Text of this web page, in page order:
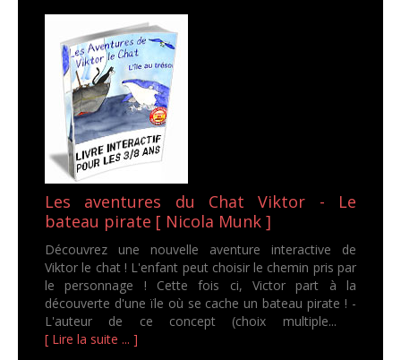
Les aventures du Chat Viktor - Le
bateau pirate [ Nicola Munk ]
Découvrez une nouvelle aventure interactive de
Viktor le chat ! L'enfant peut choisir le chemin pris par
le personnage ! Cette fois ci, Victor part à la
découverte d'une ïle où se cache un bateau pirate ! -
L'auteur de ce concept (choix multiple...
[ Lire la suite ... ]